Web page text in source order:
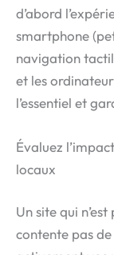
d’abord
smartphone
navigation
et les
l’essentiel et
Évaluez
locaux
Un site qui
contente pas